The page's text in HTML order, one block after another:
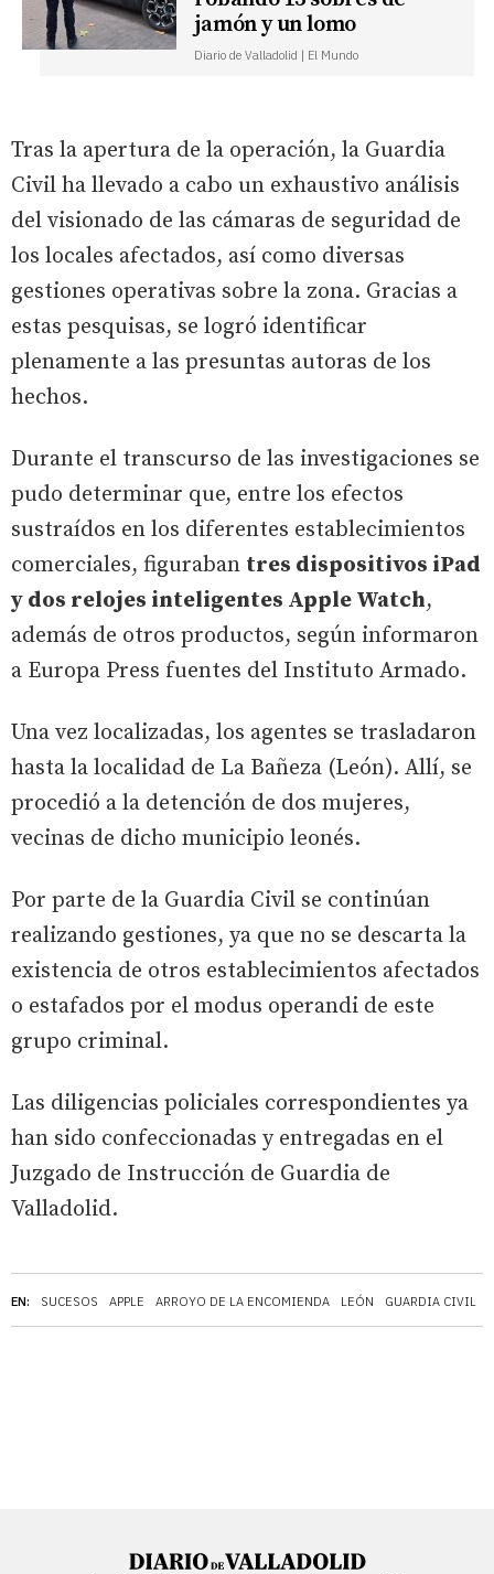
EN: SUCESOS APPLE ARROYO DE LA ENCOMIENDA LEÓN GUARDIA CIVIL
jamón y un lomo
Diario de Valladolid | El Mundo
Tras la apertura de la operación, la Guardia
Civil ha llevado a cabo un exhaustivo análisis
del visionado de las cámaras de seguridad de
los locales afectados, así como diversas
gestiones operativas sobre la zona. Gracias a
estas pesquisas, se logró identificar
plenamente a las presuntas autoras de los
hechos.
Durante el transcurso de las investigaciones se
pudo determinar que, entre los efectos
sustraídos en los diferentes establecimientos
comerciales, figuraban tres dispositivos iPad
y dos relojes inteligentes Apple Watch,
además de otros productos, según informaron
a Europa Press fuentes del Instituto Armado.
Una vez localizadas, los agentes se trasladaron
hasta la localidad de La Bañeza (León). Allí, se
procedió a la detención de dos mujeres,
vecinas de dicho municipio leonés.
Por parte de la Guardia Civil se continúan
realizando gestiones, ya que no se descarta la
existencia de otros establecimientos afectados
o estafados por el modus operandi de este
grupo criminal.
Las diligencias policiales correspondientes ya
han sido confeccionadas y entregadas en el
Juzgado de Instrucción de Guardia de
Valladolid.